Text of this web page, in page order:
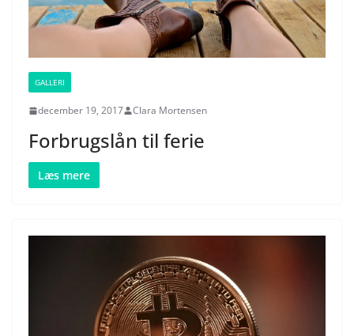
GALLERI
december 19, 2017 Clara Mortensen
Forbrugslån til ferie
Læs mere